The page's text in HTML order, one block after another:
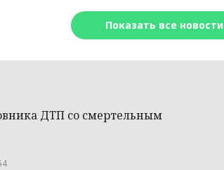
Показать все новости
ДТП со смертельным